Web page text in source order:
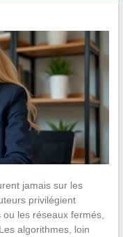
jamais sur les
privilégient
les réseaux fermés,
algorithmes, loin